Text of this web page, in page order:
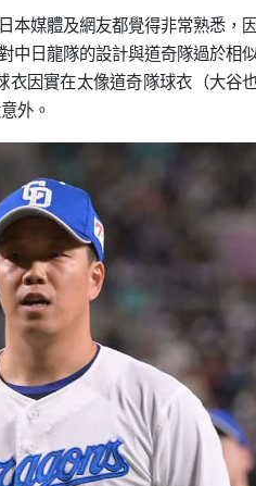
本媒體及網友都覺得非常熟悉，
中日龍隊的設計與道奇隊過於相
因實在太像道奇隊球衣（大谷
外。